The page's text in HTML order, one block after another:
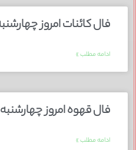
فال کائنات امروز چهارشنبه 3 دی
ادامه مطلب »
فال قهوه امروز چهارشنبه 3 دی 1404
ادامه مطلب »